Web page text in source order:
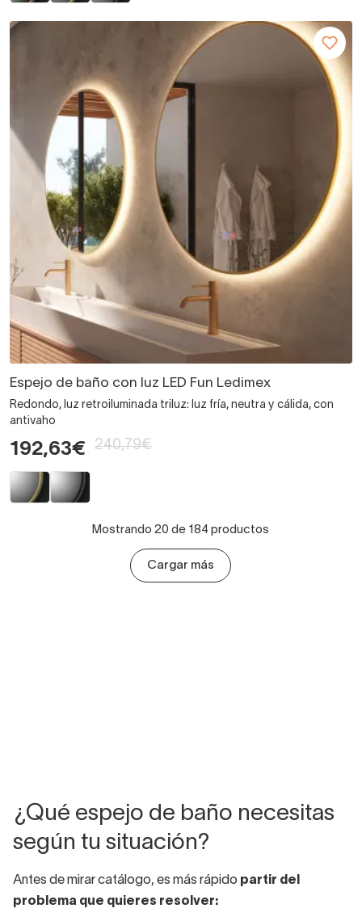
Espejo de baño con luz LED Fun Ledimex
Redondo, luz retroiluminada triluz: luz fría, neutra y cálida, con
antivaho
192,63€ 240,79€
Mostrando 20 de 184 productos
Cargar más
¿Qué espejo de baño necesitas
según tu situación?
Antes de mirar catálogo, es más rápido partir del
problema que quieres resolver: